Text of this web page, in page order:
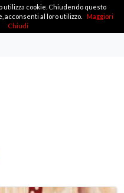
cookie. Chiudendo questo
acconsenti al loro utilizzo.
Maggiori
Chiudi